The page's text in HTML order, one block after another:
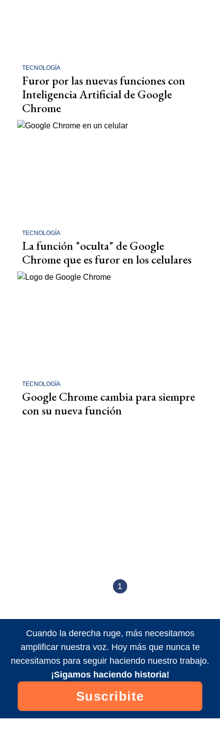
TECNOLOGÍA
Furor por las nuevas funciones con
Inteligencia Artificial de Google
Chrome
TECNOLOGÍA
La función "oculta" de Google
Chrome que es furor en los celulares
TECNOLOGÍA
Google Chrome cambia para siempre
con su nueva función
1
Cuando la derecha ruge, más necesitamos
amplificar nuestra voz. Hoy más que nunca te
necesitamos para seguir haciendo nuestro trabajo.
¡Sigamos haciendo historia!
Suscribite